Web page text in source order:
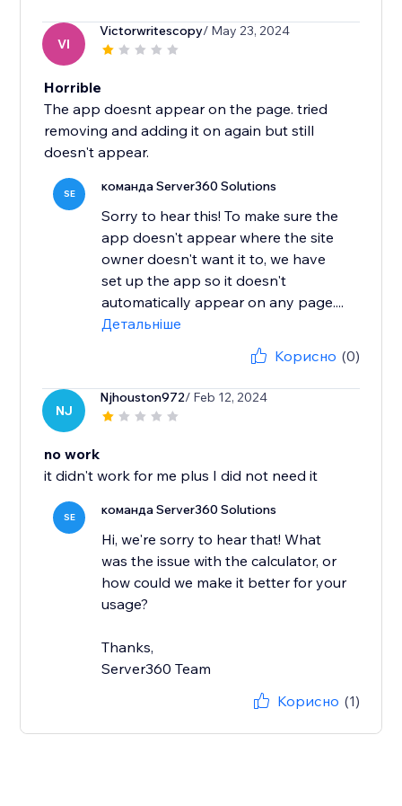
VI
Victorwritescopy/ May 23, 2024
Horrible
The app doesnt appear on the page. tried
removing and adding it on again but still
doesn't appear.
SE команда Server360 Solutions
Sorry to hear this! To make sure the
app doesn't appear where the site
owner doesn't want it to, we have
set up the app so it doesn't
automatically appear on any page....
Детальніше
Корисно (0)
NJ
Njhouston972/ Feb 12, 2024
no work
it didn't work for me plus I did not need it
SE команда Server360 Solutions
Hi, we're sorry to hear that! What
was the issue with the calculator, or
how could we make it better for your
usage?
Thanks,
Server360 Team
Корисно (1)